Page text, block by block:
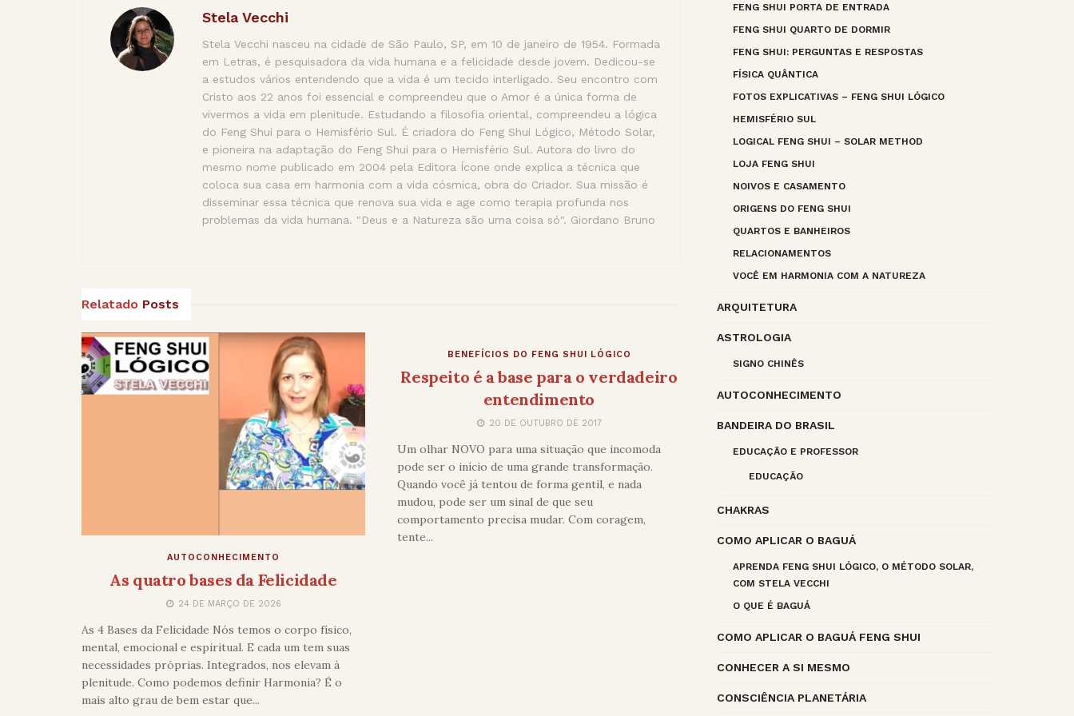
Stela Vecchi
Stela Vecchi nasceu na cidade de São Paulo, SP, em 10 de janeiro de 1954. Formada
em Letras, é pesquisadora da vida humana e a felicidade desde jovem. Dedicou-se
a estudos vários entendendo que a vida é um tecido interligado. Seu encontro com
Cristo aos 22 anos foi essencial e compreendeu que o Amor é a única forma de
vivermos a vida em plenitude. Estudando a filosofia oriental, compreendeu a lógica
do Feng Shui para o Hemisfério Sul. É criadora do Feng Shui Lógico, Método Solar,
e pioneira na adaptação do Feng Shui para o Hemisfério Sul. Autora do livro do
mesmo nome publicado em 2004 pela Editora Ícone onde explica a técnica que
coloca sua casa em harmonia com a vida cósmica, obra do Criador. Sua missão é
disseminar essa técnica que renova sua vida e age como terapia profunda nos
problemas da vida humana. "Deus e a Natureza são uma coisa só". Giordano Bruno
Relatado Posts
AUTOCONHECIMENTO
As quatro bases da Felicidade
24 DE MARÇO DE 2026
As 4 Bases da Felicidade Nós temos o corpo físico,
mental, emocional e espiritual. E cada um tem suas
necessidades próprias. Integrados, nos elevam à
plenitude. Como podemos definir Harmonia? É o
mais alto grau de bem estar que...
BENEFÍCIOS DO FENG SHUI LÓGICO
Respeito é a base para o verdadeiro
entendimento
20 DE OUTUBRO DE 2017
Um olhar NOVO para uma situação que incomoda
pode ser o início de uma grande transformação.
Quando você já tentou de forma gentil, e nada
mudou, pode ser um sinal de que seu
comportamento precisa mudar. Com coragem,
tente...
FENG SHUI PORTA DE ENTRADA
FENG SHUI QUARTO DE DORMIR
FENG SHUI: PERGUNTAS E RESPOSTAS
FÍSICA QUÂNTICA
FOTOS EXPLICATIVAS – FENG SHUI LÓGICO
HEMISFÉRIO SUL
LOGICAL FENG SHUI – SOLAR METHOD
LOJA FENG SHUI
NOIVOS E CASAMENTO
ORIGENS DO FENG SHUI
QUARTOS E BANHEIROS
RELACIONAMENTOS
VOCÊ EM HARMONIA COM A NATUREZA
ARQUITETURA
ASTROLOGIA
SIGNO CHINÊS
AUTOCONHECIMENTO
BANDEIRA DO BRASIL
EDUCAÇÃO E PROFESSOR
EDUCAÇÃO
CHAKRAS
COMO APLICAR O BAGUÁ
APRENDA FENG SHUI LÓGICO, O MÉTODO SOLAR,
COM STELA VECCHI
O QUE É BAGUÁ
COMO APLICAR O BAGUÁ FENG SHUI
CONHECER A SI MESMO
CONSCIÊNCIA PLANETÁRIA